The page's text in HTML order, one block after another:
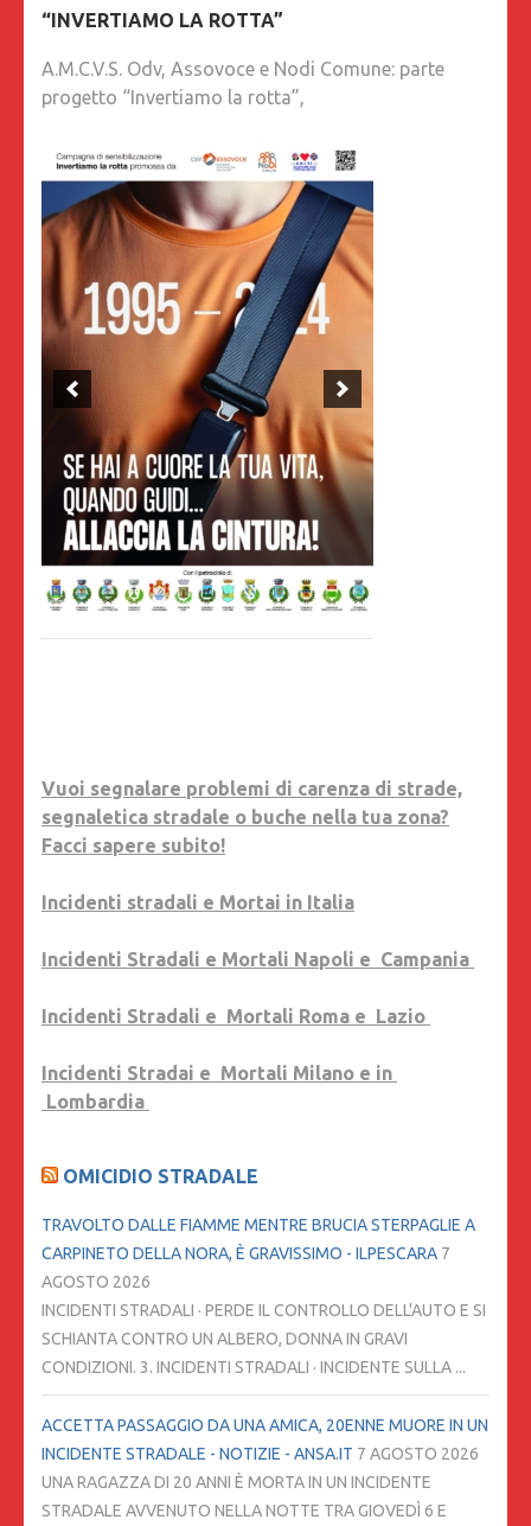
“INVERTIAMO LA ROTTA”
A.M.C.V.S. Odv, Assovoce e Nodi Comune: parte
progetto “Invertiamo la rotta”,
Vuoi segnalare problemi di carenza di strade,
segnaletica stradale o buche nella tua zona?
Facci sapere subito!
Incidenti stradali e Mortai in Italia
Incidenti Stradali e Mortali Napoli e Campania
Incidenti Stradali e Mortali Roma e Lazio
Incidenti Stradai e Mortali Milano e in
Lombardia
OMICIDIO STRADALE
TRAVOLTO DALLE FIAMME MENTRE BRUCIA STERPAGLIE A
CARPINETO DELLA NORA, È GRAVISSIMO - ILPESCARA 7
AGOSTO 2026
INCIDENTI STRADALI · PERDE IL CONTROLLO DELL'AUTO E SI
SCHIANTA CONTRO UN ALBERO, DONNA IN GRAVI
CONDIZIONI. 3. INCIDENTI STRADALI · INCIDENTE SULLA ...
ACCETTA PASSAGGIO DA UNA AMICA, 20ENNE MUORE IN UN
INCIDENTE STRADALE - NOTIZIE - ANSA.IT 7 AGOSTO 2026
UNA RAGAZZA DI 20 ANNI È MORTA IN UN INCIDENTE
STRADALE AVVENUTO NELLA NOTTE TRA GIOVEDÌ 6 E